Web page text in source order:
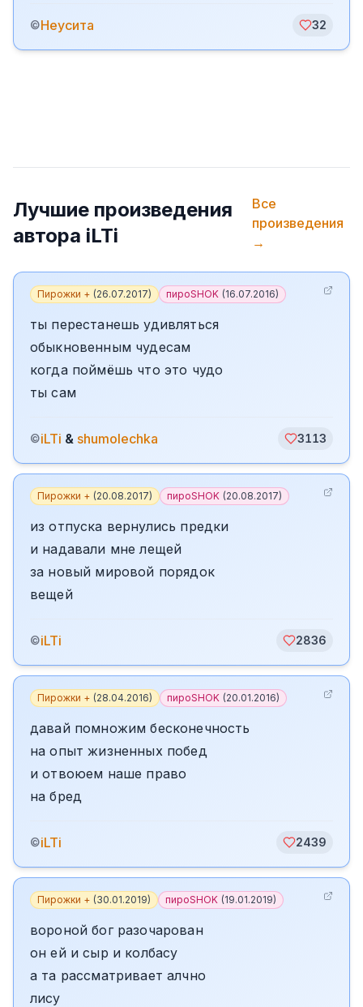
©Неусита 32
Лучшие произведения
автора iLTi
Все
произведения
→
Пирожки + (26.07.2017) пироSHOK (16.07.2016)
ты перестанешь удивляться
обыкновенным чудесам
когда поймёшь что это чудо
ты сам
©iLTi & shumolechka 3113
Пирожки + (20.08.2017) пироSHOK (20.08.2017)
из отпуска вернулись предки
и надавали мне лещей
за новый мировой порядок
вещей
©iLTi 2836
Пирожки + (28.04.2016) пироSHOK (20.01.2016)
давай помножим бесконечность
на опыт жизненных побед
и отвоюем наше право
на бред
©iLTi 2439
Пирожки + (30.01.2019) пироSHOK (19.01.2019)
вороной бог разочарован
он ей и сыр и колбасу
а та рассматривает алчно
лису